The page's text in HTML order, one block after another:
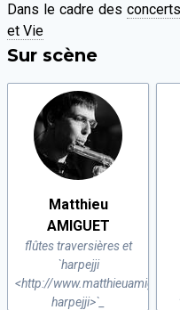
Dans le cadre des
et Vie
Sur scène
Matthieu
AMIGUET
flûtes traversières et
`harpejji
<http://
harpejji>`_